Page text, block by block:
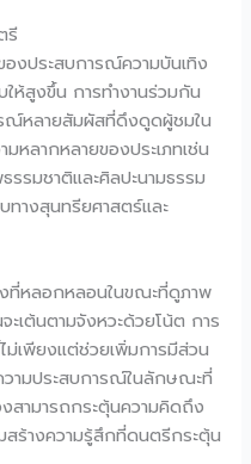
รี
งประสบการณ์ความบันเทิง
ห้สูงขึ้น การทำงานร่วมกัน
รณ์หลายสัมผัสที่ดึงดูดผู้ชมใน
หลากหลายของประเภทเช่น
รมชาติและศิลปะนามธรรม
ทางสุนทรียศาสตร์และ
ที่หลอกหลอนในขณะที่ดูภาพ
เต้นตามจังหวะด้วยโน้ต การ
ม่เพียงแต่ช่วยเพิ่มการมีส่วน
ามประสบการณ์ในลักษณะที่
สามารถกระตุ้นความคิดถึง
สร้างความรู้สึกที่ดนตรีกระตุ้น